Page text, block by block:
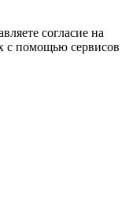
согласие на
с помощью сервисов